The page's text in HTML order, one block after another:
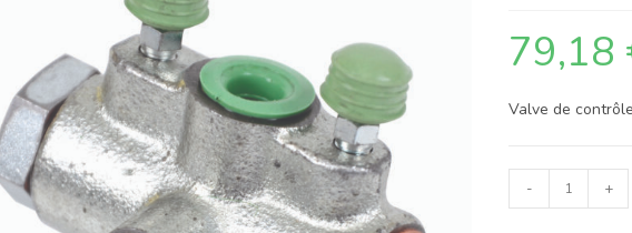
79,18
Valve de contrôle
quantité
de
- +